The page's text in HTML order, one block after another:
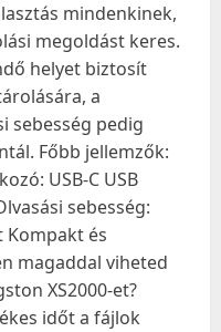
mindenkinek,
megoldást keres.
helyet biztosít
a
sebesség pedig
Főbb jellemzők:
USB-C USB
sebesség:
Kompakt és
magaddal viheted
XS2000-et?
időt a fájlok